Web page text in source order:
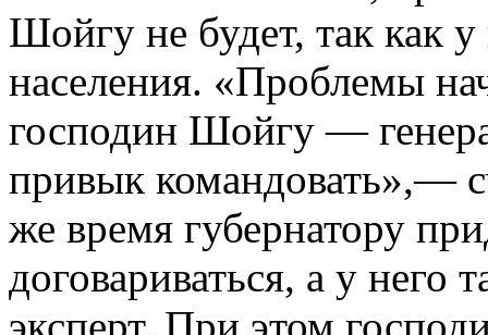
Шойгу не будет, так как
населения. «Проблемы
господин Шойгу —
привык командовать»,—
же время губернатору
договариваться, а у него
эксперт. При этом